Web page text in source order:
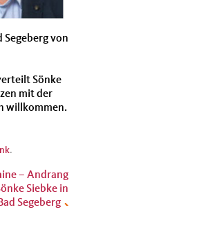
von
Sönke
mit der
willkommen.
.
– Andrang
Siebke in
Segeberg